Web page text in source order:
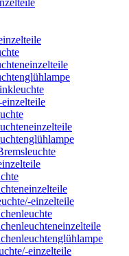
einzelteile
einzelteile